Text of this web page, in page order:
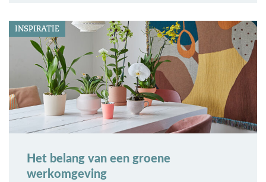
INSPIRATIE
Het belang van een groene
werkomgeving